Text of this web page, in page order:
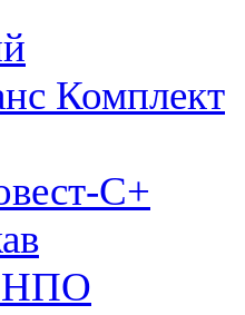
Комплект
С+
НПО